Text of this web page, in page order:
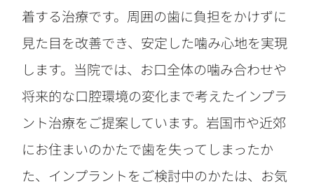
着する治療です。周囲の歯に負担をかけずに
見た目を改善でき、安定した噛み心地を実現
します。当院では、お口全体の噛み合わせや
将来的な口腔環境の変化まで考えたインプラ
ント治療をご提案しています。岩国市や近郊
にお住まいのかたで歯を失ってしまったか
た、インプラントをご検討中のかたは、お気